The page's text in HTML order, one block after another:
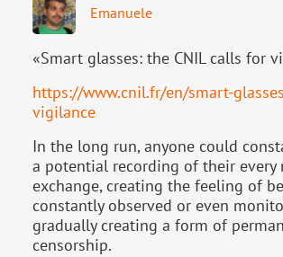
Emanuele
«Smart glasses: the CNIL calls for
https://www.cnil.fr/en/smart-
vigilance
In the long run, anyone could
a potential recording of their every
exchange, creating the feeling of
constantly observed or even
gradually creating a form of
censorship.